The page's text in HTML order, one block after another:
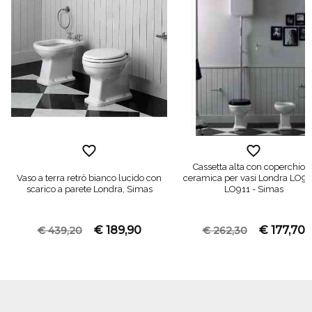
Vaso a terra retrò bianco lucido con
scarico a parete Londra, Simas
€ 439,20 € 189,90
Cassetta alta con coperchio
ceramica per vasi Londra
LO911 - Simas
€ 262,30 € 177,70